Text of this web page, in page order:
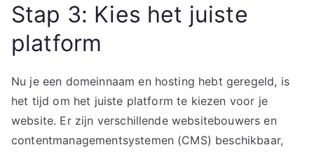
Stap 3: Kies het juiste
platform
Nu je een domeinnaam en hosting hebt geregeld, is
het tijd om het juiste platform te kiezen voor je
website. Er zijn verschillende websitebouwers en
contentmanagementsystemen (CMS) beschikbaar,